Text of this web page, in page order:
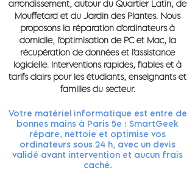
arrondissement, autour du Quartier Latin, de
Mouffetard et du Jardin des Plantes. Nous
proposons la réparation d’ordinateurs à
domicile, l’optimisation de PC et Mac, la
récupération de données et l’assistance
logicielle. Interventions rapides, fiables et à
tarifs clairs pour les étudiants, enseignants et
familles du secteur.
Votre matériel informatique est entre de
bonnes mains à Paris 5e : SmartGeek
répare, nettoie et optimise vos
ordinateurs sous 24 h, avec un devis
validé avant intervention et aucun frais
caché.